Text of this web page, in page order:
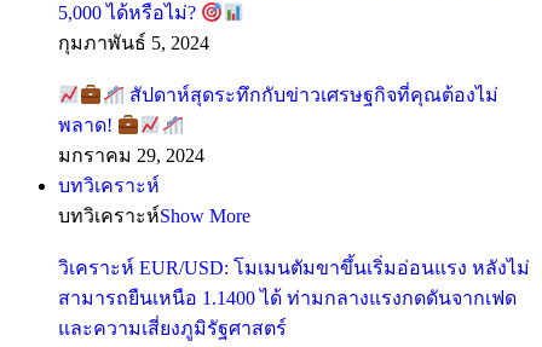
5,000 ได้หรือไม่?
กุมภาพันธ์ 5, 2024
สัปดาห์สุดระทึกกับข่าวเศรษฐกิจที่คุณต้องไม่
พลาด!
มกราคม 29, 2024
บทวิเคราะห์
บทวิเคราะห์Show More
วิเคราะห์ EUR/USD: โมเมนตัมขาขึ้นเริ่มอ่อนแรง หลังไม่
สามารถยืนเหนือ 1.1400 ได้ ท่ามกลางแรงกดดันจากเฟด
และความเสี่ยงภูมิรัฐศาสตร์